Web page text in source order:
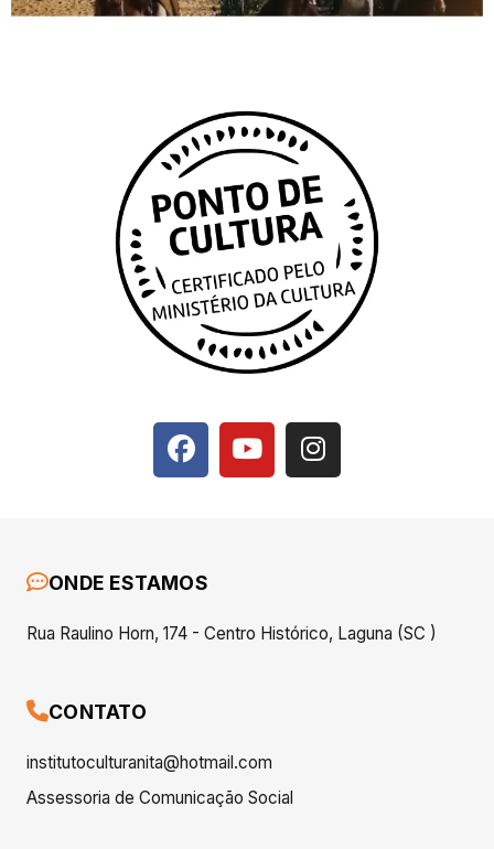
ONDE ESTAMOS
Rua Raulino Horn, 174 - Centro Histórico, Laguna (SC )
CONTATO
institutoculturanita@hotmail.com
Assessoria de Comunicação Social